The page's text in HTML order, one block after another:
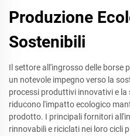
Produzione
Sostenibili
Il settore all'ingrosso delle borse
un notevole impegno verso la
processi produttivi innovativi e la
riducono l'impatto ecologico
prodotto. I principali fornitori
rinnovabili e riciclati nei loro cicli